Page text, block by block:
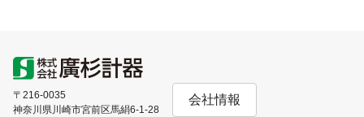
〒216-0035
神奈川県川崎市宮前区馬絹6-1-28
会社情報